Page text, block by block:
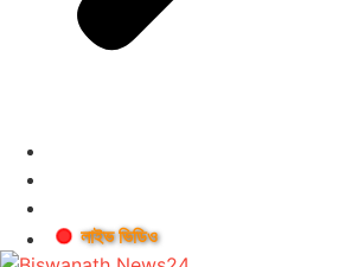
লাইভ ভিডিও